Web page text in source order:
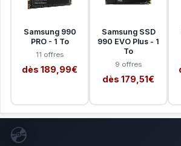
Samsung 990
PRO - 1 To
11 offres
dès 189,99€
Samsung SSD
990 EVO Plus - 1
To
9 offres
dès 179,51€
💿